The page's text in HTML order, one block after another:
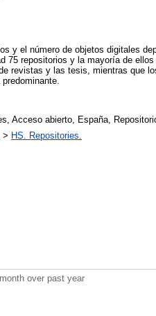
y el número de objetos digitales
75 repositorios y la mayoría de
revistas y las tesis, mientras que
Acceso abierto, España,
> HS. Repositories.
over past year